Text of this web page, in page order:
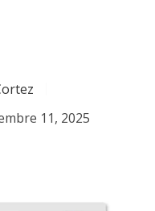
11, 2025